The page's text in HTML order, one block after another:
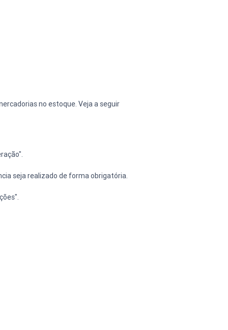
no estoque. Veja a seguir
seja realizado de forma obrigatória.